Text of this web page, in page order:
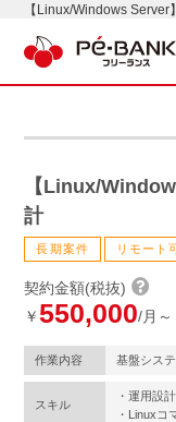
【Linux/Windows
【Linux/
計
長期案件 リモート
契約金額(税抜)
￥550,000/月～
作業内容 基盤シス
スキル
・運用設
・Linuxコ